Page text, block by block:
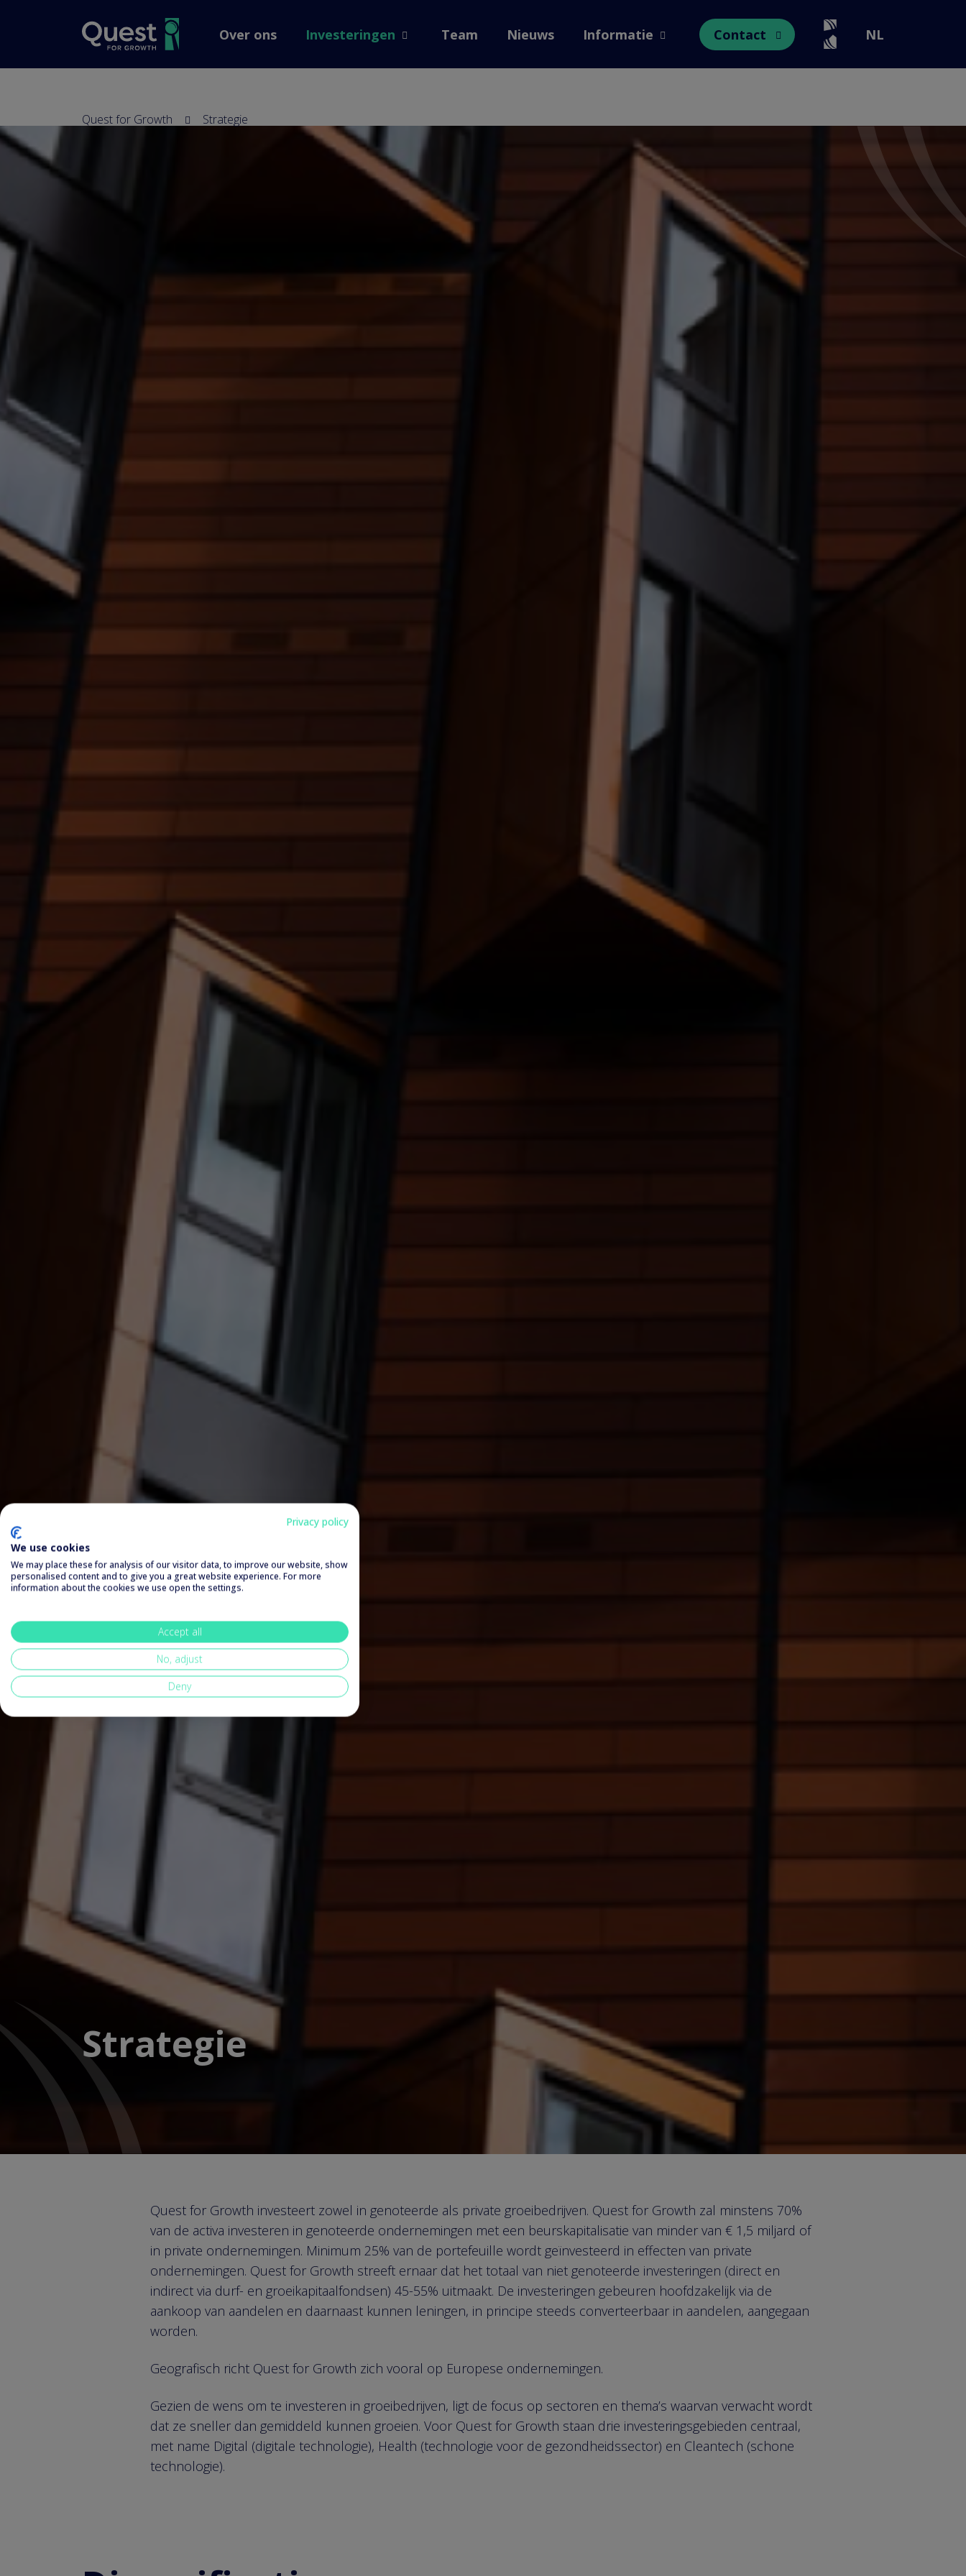
screenreader.back to home
Over ons Investeringen Open submenu
Team Nieuws Informatie Open submenuContact Open submenu NL
Quest for Growth Strategie
Strategie
Quest for Growth investeert zowel in genoteerde als private groeibedrijven. Quest for Growth zal minstens 70%
van de activa investeren in genoteerde ondernemingen met een beurskapitalisatie van minder van € 1,5 miljard of
in private ondernemingen. Minimum 25% van de portefeuille wordt geïnvesteerd in effecten van private
ondernemingen. Quest for Growth streeft ernaar dat het totaal van niet genoteerde investeringen (direct en
indirect via durf- en groeikapitaalfondsen) 45-55% uitmaakt. De investeringen gebeuren hoofdzakelijk via de
aankoop van aandelen en daarnaast kunnen leningen, in principe steeds converteerbaar in aandelen, aangegaan
worden.
Geografisch richt Quest for Growth zich vooral op Europese ondernemingen.
Gezien de wens om te investeren in groeibedrijven, ligt de focus op sectoren en thema’s waarvan verwacht wordt
dat ze sneller dan gemiddeld kunnen groeien. Voor Quest for Growth staan drie investeringsgebieden centraal,
met name Digital (digitale technologie), Health (technologie voor de gezondheidssector) en Cleantech (schone
technologie).
Privacy policy
We use cookies
We may place these for analysis of our visitor data, to improve our website, show
personalised content and to give you a great website experience. For more
information about the cookies we use open the settings.
Accept all
No, adjust
Deny